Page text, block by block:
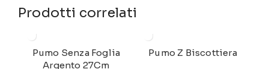
Prodotti correlati
Pumo Senza Foglia
Argento 27Cm
Pumo Z Biscottiera